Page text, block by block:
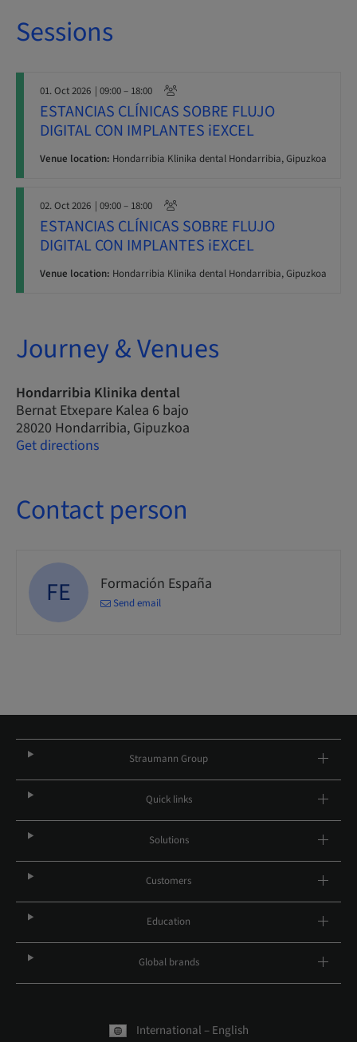
Sessions
01. Oct 2026 | 09:00 – 18:00
ESTANCIAS CLÍNICAS SOBRE FLUJO
DIGITAL CON IMPLANTES iEXCEL
Venue location: Hondarribia Klinika dental Hondarribia, Gipuzkoa
02. Oct 2026 | 09:00 – 18:00
ESTANCIAS CLÍNICAS SOBRE FLUJO
DIGITAL CON IMPLANTES iEXCEL
Venue location: Hondarribia Klinika dental Hondarribia, Gipuzkoa
Journey & Venues
Hondarribia Klinika dental
Bernat Etxepare Kalea 6 bajo
28020 Hondarribia, Gipuzkoa
Get directions
Contact person
FE Formación España
Send email
Straumann Group
Quick links
Solutions
Customers
Education
Global brands
International – English